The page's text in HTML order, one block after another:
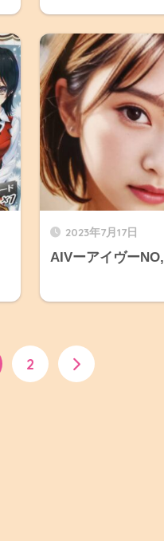
2023年7月17日
AIVーアイヴー
2